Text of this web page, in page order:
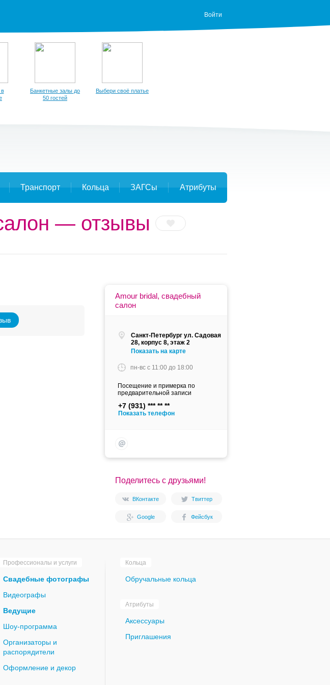
Войти
Банкетные залы до
50 гостей
Выбери своё платье
Транспорт Кольца ЗАГСы Атрибуты
— отзывы
Amour bridal, свадебный
салон
Санкт-Петербург ул. Садовая
28, корпус 8, этаж 2
Показать на карте
пн-вс c 11:00 до 18:00
Посещение и примерка по
предварительной записи
+7 (931)
Показать телефон
Поделитесь с друзьями!
ВКонтакте Твиттер
Google Фейсбук
Профессионалы и услуги
Свадебные фотографы
Видеографы
Ведущие
Шоу-программа
Организаторы и
распорядители
Оформление и декор
Кольца
Обручальные кольца
Атрибуты
Аксессуары
Приглашения